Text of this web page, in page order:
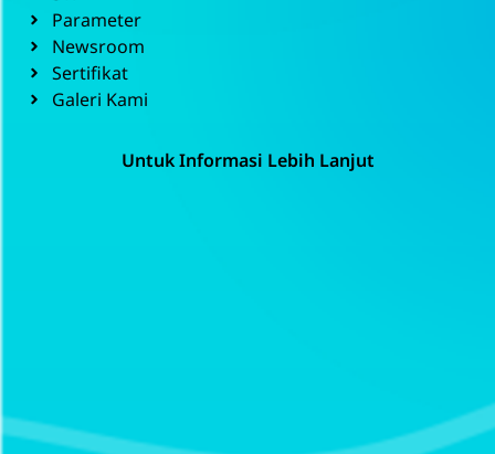
Parameter
Newsroom
Sertifikat
Galeri Kami
Untuk Informasi Lebih Lanjut